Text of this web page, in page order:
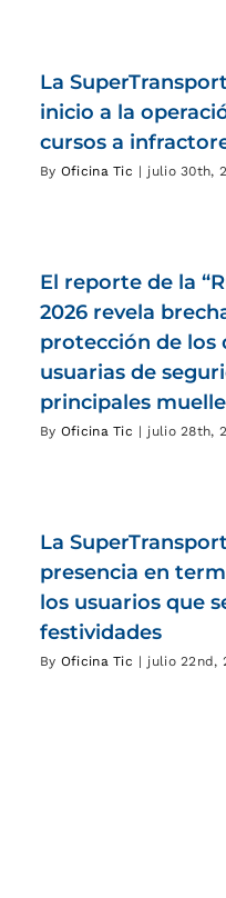
La
inicio a la
cursos a
By Oficina Tic | julio 30th,
El reporte de la
2026 revela
protección de los
usuarias de
principales
By Oficina Tic | julio 28th,
La
presencia en
los usuarios que
festividades
By Oficina Tic | julio 22nd,